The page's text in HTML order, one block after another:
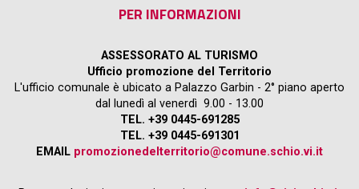
PER INFORMAZIONI
ASSESSORATO AL TURISMO
Ufficio promozione del Territorio
L'ufficio comunale è ubicato a Palazzo Garbin - 2° piano aperto
dal lunedì al venerdì 9.00 - 13.00
TEL. +39 0445-691285
TEL. +39 0445-691301
EMAIL promozionedelterritorio@comune.schio.vi.it